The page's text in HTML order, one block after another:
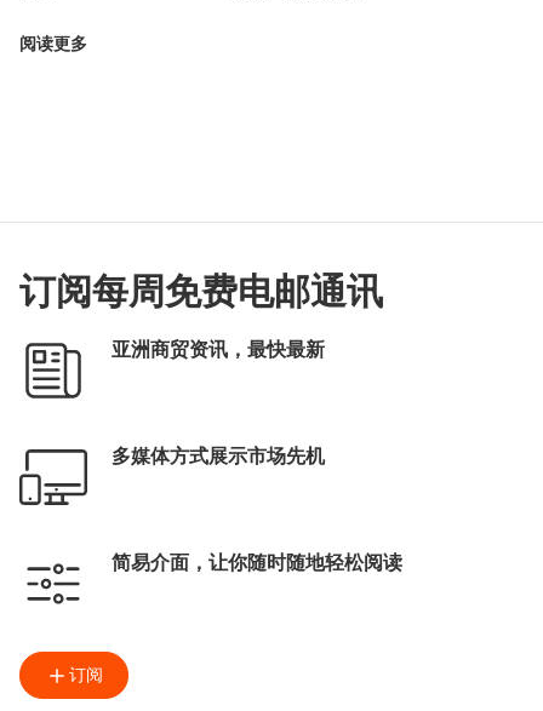
阅读更多
订阅每周免费电邮通讯
亚洲商贸资讯，最快最新
多媒体方式展示市场先机
简易介面，让你随时随地轻松阅读
订阅